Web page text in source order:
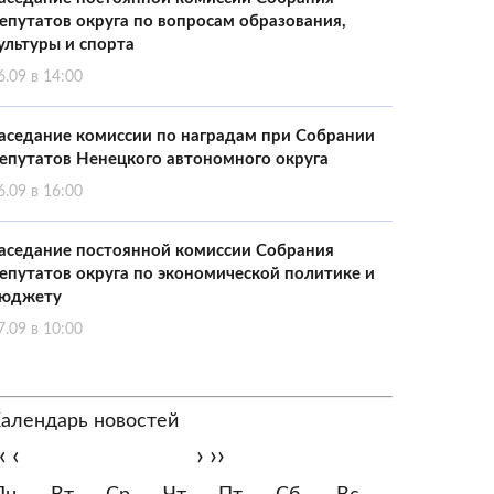
округа по вопросам образования,
и спорта
в 14:00
комиссии по наградам при Собрании
Ненецкого автономного округа
в 16:00
постоянной комиссии Собрания
округа по экономической политике и
в 10:00
новостей
‹ › ››